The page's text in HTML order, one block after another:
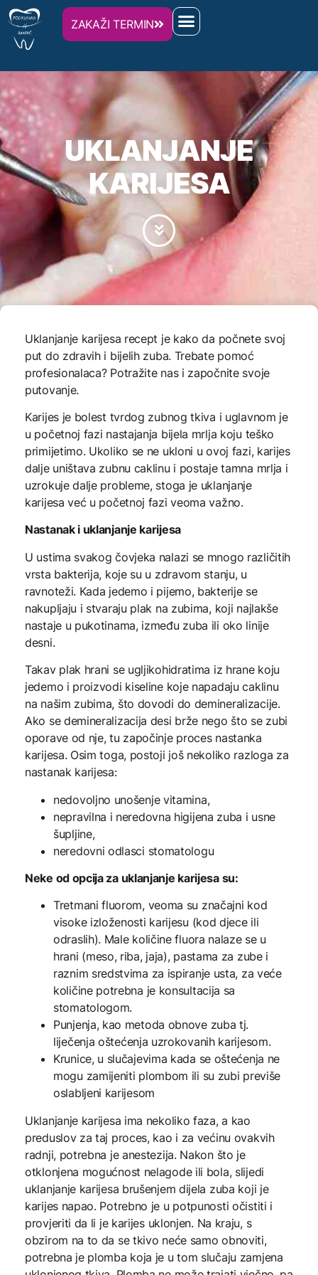
ZAKAŽI TERMIN
UKLANJANJE
KARIJESA
Uklanjanje karijesa recept je kako da počnete svoj
put do zdravih i bijelih zuba. Trebate pomoć
profesionalaca? Potražite nas i započnite svoje
putovanje.
Karijes je bolest tvrdog zubnog tkiva i uglavnom je
u početnoj fazi nastajanja bijela mrlja koju teško
primijetimo. Ukoliko se ne ukloni u ovoj fazi, karijes
dalje uništava zubnu caklinu i postaje tamna mrlja i
uzrokuje dalje probleme, stoga je uklanjanje
karijesa već u početnoj fazi veoma važno.
Nastanak i uklanjanje karijesa
U ustima svakog čovjeka nalazi se mnogo različitih
vrsta bakterija, koje su u zdravom stanju, u
ravnoteži. Kada jedemo i pijemo, bakterije se
nakupljaju i stvaraju plak na zubima, koji najlakše
nastaje u pukotinama, između zuba ili oko linije
desni.
Takav plak hrani se ugljikohidratima iz hrane koju
jedemo i proizvodi kiseline koje napadaju caklinu
na našim zubima, što dovodi do demineralizacije.
Ako se demineralizacija desi brže nego što se zubi
oporave od nje, tu započinje proces nastanka
karijesa. Osim toga, postoji još nekoliko razloga za
nastanak karijesa:
nedovoljno unošenje vitamina,
nepravilna i neredovna higijena zuba i usne
šupljine,
neredovni odlasci stomatologu
Neke od opcija za uklanjanje karijesa su:
Tretmani fluorom, veoma su značajni kod
visoke izloženosti karijesu (kod djece ili
odraslih). Male količine fluora nalaze se u
hrani (meso, riba, jaja), pastama za zube i
raznim sredstvima za ispiranje usta, za veće
količine potrebna je konsultacija sa
stomatologom.
Punjenja, kao metoda obnove zuba tj.
liječenja oštećenja uzrokovanih karijesom.
Krunice, u slučajevima kada se oštećenja ne
mogu zamijeniti plombom ili su zubi previše
oslabljeni karijesom
Uklanjanje karijesa ima nekoliko faza, a kao
preduslov za taj proces, kao i za većinu ovakvih
radnji, potrebna je anestezija. Nakon što je
otklonjena mogućnost nelagode ili bola, slijedi
uklanjanje karijesa brušenjem dijela zuba koji je
karijes napao. Potrebno je u potpunosti očistiti i
provjeriti da li je karijes uklonjen. Na kraju, s
obzirom na to da se tkivo neće samo obnoviti,
potrebna je plomba koja je u tom slučaju zamjena